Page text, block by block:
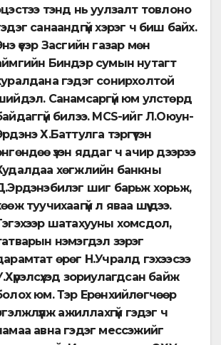
тэнд нь уулзалт товлоно
санаандгүй хэрэг ч биш байх.
үеэр Засгийн газар мөн
Биндэр сумын нутагт
гэдэг сонирхолтой
Санамсаргүй юм улстөрд
билээ. MCS-ийг Л.Оюун-
Х.Баттулга тэргүүтэн
үзэн яддаг ч ачир дээрээ
хөгжлийн банкны
шиг барьж хорьж,
туучихаагүй л яваа шүү дээ.
шатахууны хомсдол,
нэмэгдэл зэрэг
өрөг Н.Учралд гэхээсээ
зориулагдсан байж
юм. Тэр Ерөнхийлөгчөөр
ажиллахгүй гэдэг ч
авна гэдэг мессэжийг